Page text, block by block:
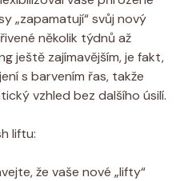
„zapamatují“ svůj nový
několik týdnů až
ještě zajímavějším, je fakt,
s barvením řas, takže
vzhled bez dalšího úsilí.
liftu:
že vaše nové „lifty“